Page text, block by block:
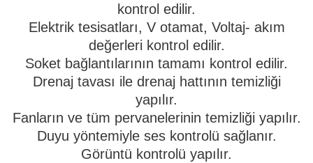
kontrol edilir.
Elektrik tesisatları, V otamat, Voltaj- akım
değerleri kontrol edilir.
Soket bağlantılarının tamamı kontrol edilir.
Drenaj tavası ile drenaj hattının temizliği
yapılır.
Fanların ve tüm pervanelerinin temizliği yapılır.
Duyu yöntemiyle ses kontrolü sağlanır.
Görüntü kontrolü yapılır.